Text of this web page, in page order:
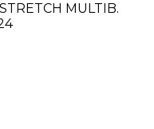
MULTIB.